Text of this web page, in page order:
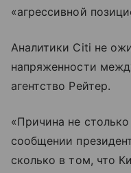
«агрессивной
Аналитики Citi не
напряженности
агентство Рейтер.
«Причина не
сообщении
сколько в том, что